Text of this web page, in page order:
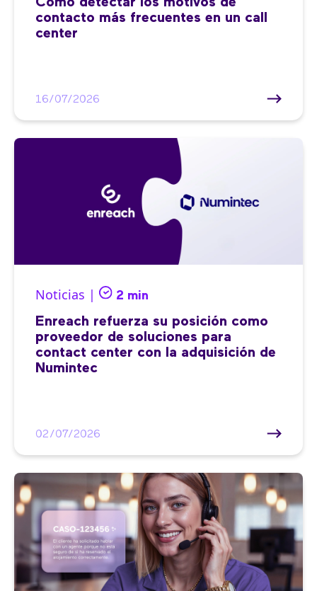
contacto más frecuentes en un call
center
16/07/2026
Noticias | 2 min
Enreach refuerza su posición como
proveedor de soluciones para
contact center con la adquisición de
Numintec
02/07/2026